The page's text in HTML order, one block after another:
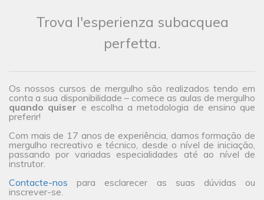
Trova l'esperienza subacquea
perfetta.
Os nossos cursos de mergulho são realizados tendo em
conta a sua disponibilidade – comece as aulas de mergulho
quando quiser e escolha a metodologia de ensino que
preferir!
Com mais de 17 anos de experiência, damos formação de
mergulho recreativo e técnico, desde o nível de iniciação,
passando por variadas especialidades até ao nível de
instrutor.
Contacte-nos para esclarecer as suas dúvidas ou
inscrever-se.